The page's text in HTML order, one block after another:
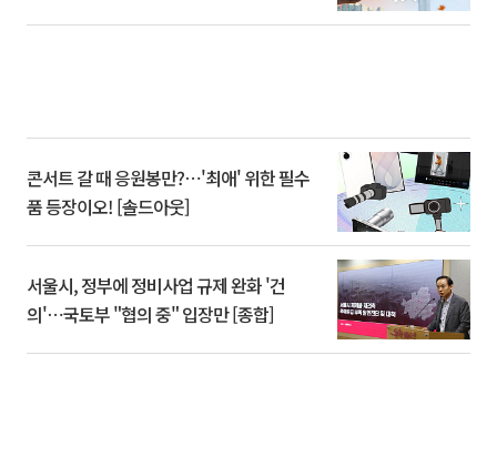
콘서트 갈 때 응원봉만?⋯'최애' 위한 필수
품 등장이오! [솔드아웃]
서울시, 정부에 정비사업 규제 완화 '건
의'⋯국토부 "협의 중" 입장만 [종합]